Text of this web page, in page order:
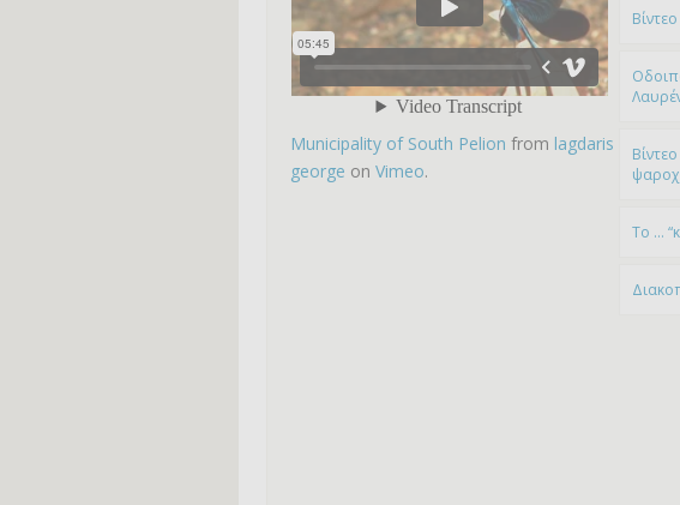
Municipality of South Pelion from lagdaris
george on Vimeo.
To …